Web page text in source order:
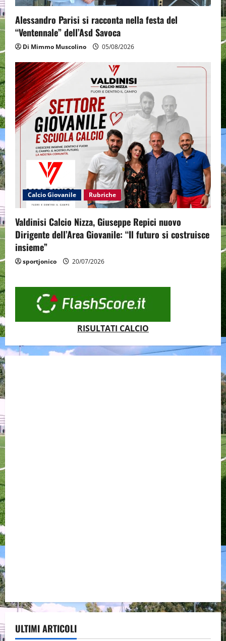
Alessandro Parisi si racconta nella festa del
“Ventennale” dell’Asd Savoca
Di Mimmo Muscolino 05/08/2026
Calcio Giovanile Rubriche
Valdinisi Calcio Nizza, Giuseppe Repici nuovo
Dirigente dell’Area Giovanile: “Il futuro si costruisce
insieme”
sportjonico 20/07/2026
RISULTATI CALCIO
ULTIMI ARTICOLI